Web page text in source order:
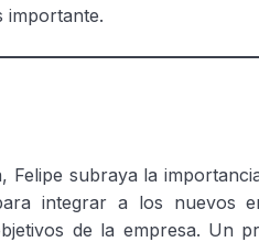
importante.
Felipe subraya la
integrar a los nuevos
de la empresa. Un